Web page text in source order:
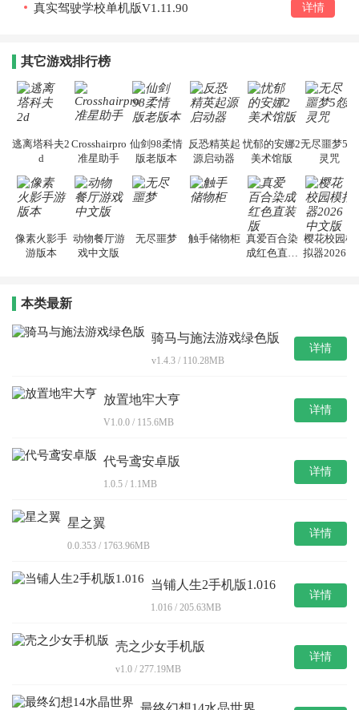
真实驾驶学校单机版V1.11.90 详情
其它游戏排行榜
逃离塔科夫2
d
Crosshairpro
准星助手
仙剑98柔情
版老版本
反恐精英起
源启动器
忧郁的安娜2
美术馆版
无尽噩梦5怨
灵咒
像素火影手
游版本
动物餐厅游
戏中文版
无尽噩梦 触手储物柜 真爱百合染
成红色直装
樱花校园模
拟器2026中
本类最新
骑马与施法游戏绿色版
v1.4.3 / 110.28MB
详情
放置地牢大亨
V1.0.0 / 115.6MB
详情
代号鸢安卓版
1.0.5 / 1.1MB
详情
星之翼
0.0.353 / 1763.96MB
详情
当铺人生2手机版1.016
1.016 / 205.63MB
详情
壳之少女手机版
v1.0 / 277.19MB
详情